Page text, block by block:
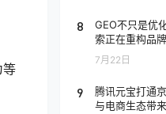
等
8
GEO不只是优
索正在重构品
7月22日
9
腾讯元宝打通
与电商生态带